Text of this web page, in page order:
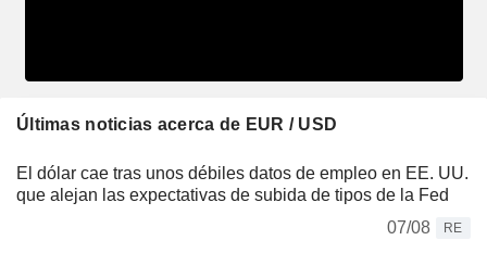
Últimas noticias acerca de EUR / USD
El dólar cae tras unos débiles datos de empleo en EE. UU.
que alejan las expectativas de subida de tipos de la Fed
07/08
RE